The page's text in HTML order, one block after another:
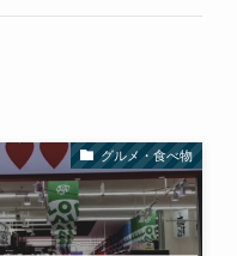
グルメ・食べ物